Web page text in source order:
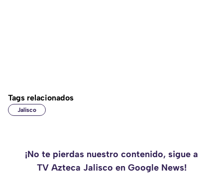
Tags relacionados
Jalisco
¡No te pierdas nuestro contenido, sigue a
TV Azteca Jalisco en Google News!